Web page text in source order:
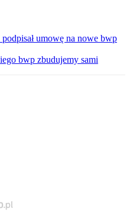
umowę na nowe bwp
bwp zbudujemy sami